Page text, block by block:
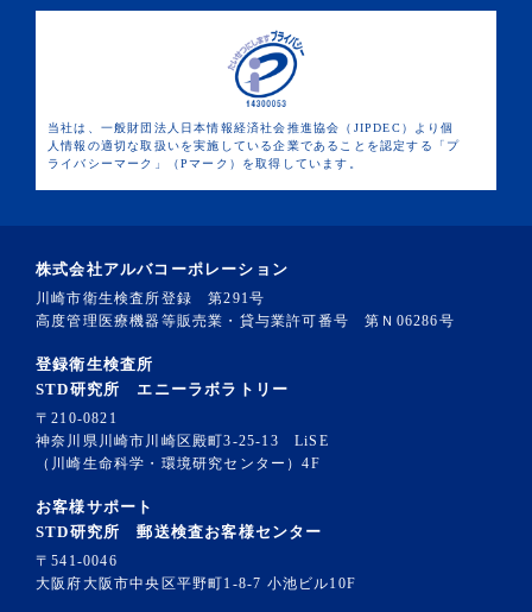
当社は、一般財団法人日本情報経済社会推進協会（JIPDEC）より個
人情報の適切な取扱いを実施している企業であることを認定する「プ
ライバシーマーク」（Pマーク）を取得しています。
株式会社アルバコーポレーション
川崎市衛生検査所登録 第291号
高度管理医療機器等販売業・貸与業許可番号 第Ｎ06286号
登録衛生検査所
STD研究所 エニーラボラトリー
〒210-0821
神奈川県川崎市川崎区殿町3-25-13 LiSE
（川崎生命科学・環境研究センター）4F
お客様サポート
STD研究所 郵送検査お客様センター
〒541-0046
大阪府大阪市中央区平野町1-8-7 小池ビル10F